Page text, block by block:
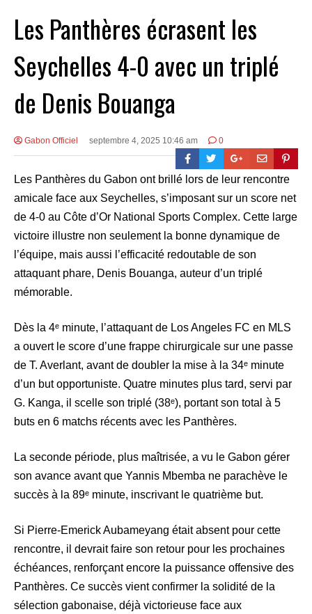
Les Panthères écrasent les
Seychelles 4-0 avec un triplé
de Denis Bouanga
Gabon Officiel septembre 4, 2025 10:46 am 0
Les Panthères du Gabon ont brillé lors de leur rencontre
amicale face aux Seychelles, s’imposant sur un score net
de 4-0 au Côte d’Or National Sports Complex. Cette large
victoire illustre non seulement la bonne dynamique de
l’équipe, mais aussi l’efficacité redoutable de son
attaquant phare, Denis Bouanga, auteur d’un triplé
mémorable.
Dès la 4ᵉ minute, l’attaquant de Los Angeles FC en MLS
a ouvert le score d’une frappe chirurgicale sur une passe
de T. Averlant, avant de doubler la mise à la 34ᵉ minute
d’un but opportuniste. Quatre minutes plus tard, servi par
G. Kanga, il scelle son triplé (38ᵉ), portant son total à 5
buts en 6 matchs récents avec les Panthères.
La seconde période, plus maîtrisée, a vu le Gabon gérer
son avance avant que Yannis Mbemba ne parachève le
succès à la 89ᵉ minute, inscrivant le quatrième but.
Si Pierre-Emerick Aubameyang était absent pour cette
rencontre, il devrait faire son retour pour les prochaines
échéances, renforçant encore la puissance offensive des
Panthères. Ce succès vient confirmer la solidité de la
sélection gabonaise, déjà victorieuse face aux